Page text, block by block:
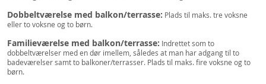
Dobbeltværelse med balkon/terrasse: Plads til maks. tre voksne
eller to voksne og to børn.
Familieværelse med balkon/terrasse: Indrettet som to
dobbeltværelser med en dør imellem, således at man har adgang til to
badeværelser samt to balkoner/terrasser. Plads til maks. fire voksne og to
børn.